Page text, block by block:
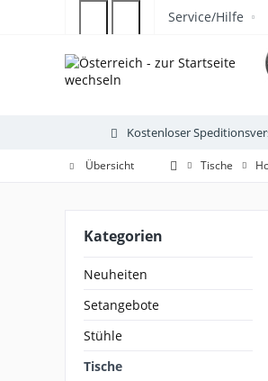
Service/Hilfe
Kostenloser
Übersicht Tische
Kategorien
Neuheiten
Setangebote
Stühle
Tische